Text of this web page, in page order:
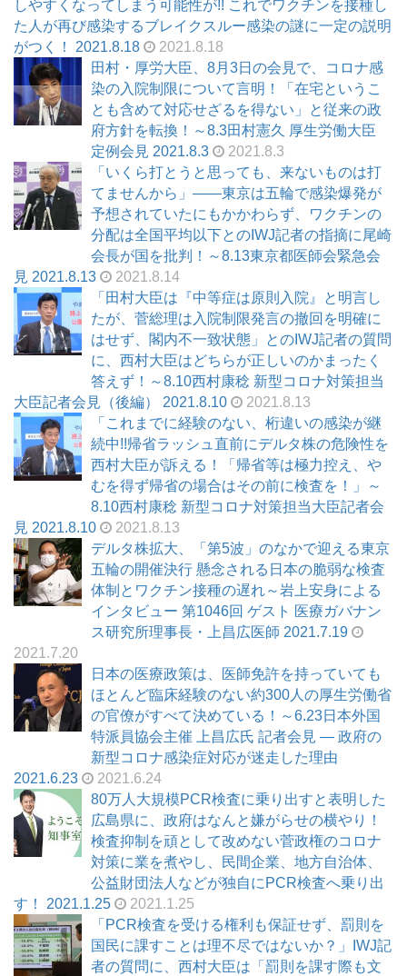
しやすくなってしまう可能性が!! これでワクチンを接種し
た人が再び感染するブレイクスルー感染の謎に一定の説明
がつく！ 2021.8.18
2021.8.18
田村・厚労大臣、8月3日の会見で、コロナ感
染の入院制限について言明！「在宅というこ
とも含めて対応せざるを得ない」と従来の政
府方針を転換！～8.3田村憲久 厚生労働大臣
定例会見 2021.8.3
2021.8.3
「いくら打とうと思っても、来ないものは打
てませんから」――東京は五輪で感染爆発が
予想されていたにもかかわらず、ワクチンの
分配は全国平均以下とのIWJ記者の指摘に尾崎
会長が国を批判！～8.13東京都医師会緊急会
見 2021.8.13
2021.8.14
「田村大臣は『中等症は原則入院』と明言し
たが、菅総理は入院制限発言の撤回を明確に
はせず、閣内不一致状態」とのIWJ記者の質問
に、西村大臣はどちらが正しいのかまったく
答えず！～8.10西村康稔 新型コロナ対策担当
大臣記者会見（後編） 2021.8.10
2021.8.13
「これまでに経験のない、桁違いの感染が継
続中!!帰省ラッシュ直前にデルタ株の危険性を
西村大臣が訴える！「帰省等は極力控え、や
むを得ず帰省の場合はその前に検査を！」～
8.10西村康稔 新型コロナ対策担当大臣記者会
見 2021.8.10
2021.8.13
デルタ株拡大、「第5波」のなかで迎える東京
五輪の開催決行 懸念される日本の脆弱な検査
体制とワクチン接種の遅れ～岩上安身による
インタビュー 第1046回 ゲスト 医療ガバナン
ス研究所理事長・上昌広医師 2021.7.19
2021.7.20
日本の医療政策は、医師免許を持っていても
ほとんど臨床経験のない約300人の厚生労働省
の官僚がすべて決めている！～6.23日本外国
特派員協会主催 上昌広氏 記者会見 ― 政府の
新型コロナ感染症対応が迷走した理由
2021.6.23
2021.6.24
80万人大規模PCR検査に乗り出すと表明した
広島県に、政府はなんと嫌がらせの横やり！
検査抑制を頑として改めない菅政権のコロナ
対策に業を煮やし、民間企業、地方自治体、
公益財団法人などが独自にPCR検査へ乗り出
す！ 2021.1.25
2021.1.25
「PCR検査を受ける権利も保証せず、罰則を
国民に課すことは理不尽ではないか？」IWJ記
者の質問に、西村大臣は「罰則を課す際も文